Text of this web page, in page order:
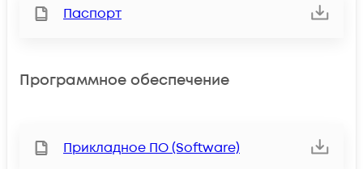
Паспорт
Программное обеспечение
Прикладное ПО (Software)